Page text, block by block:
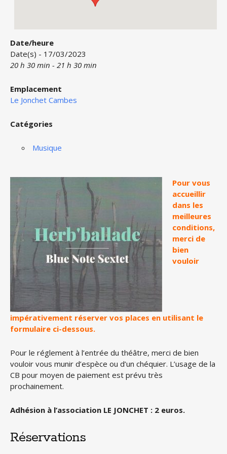
Date/heure
Date(s) - 17/03/2023
20 h 30 min - 21 h 30 min
Emplacement
Le Jonchet Cambes
Catégories
Musique
Pour vous
accueillir
dans les
meilleures
conditions,
merci de
bien
vouloir
impérativement réserver vos places en utilisant le
formulaire ci-dessous.
Pour le réglement à l’entrée du théâtre, merci de bien
vouloir vous munir d’espèce ou d’un chéquier. L’usage de la
CB pour moyen de paiement est prévu très
prochainement.
Adhésion à l’association LE JONCHET : 2 euros.
Réservations